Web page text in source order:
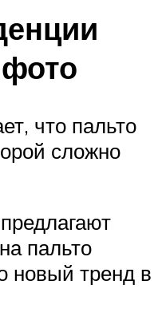
что пальто
сложно
пальто
новый тренд в